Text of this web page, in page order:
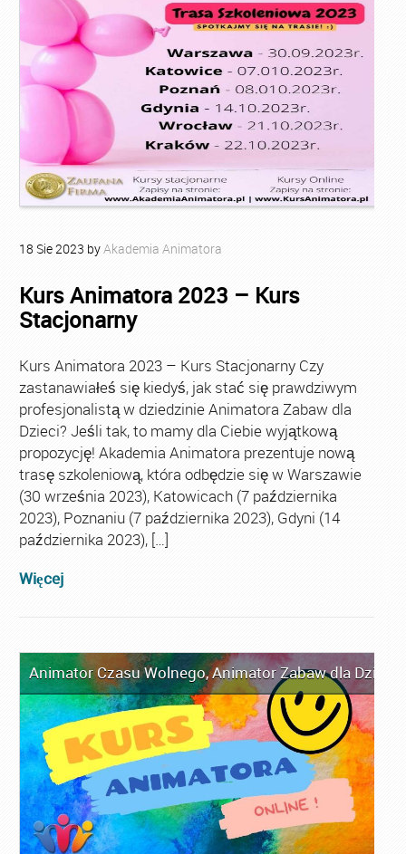
18 Sie2023 byAkademia Animatora
Kurs Animatora 2023 – Kurs
Stacjonarny
Kurs Animatora 2023 – Kurs Stacjonarny Czy
zastanawiałeś się kiedyś, jak stać się prawdziwym
profesjonalistą w dziedzinie Animatora Zabaw dla
Dzieci? Jeśli tak, to mamy dla Ciebie wyjątkową
propozycję! Akademia Animatora prezentuje nową
trasę szkoleniową, która odbędzie się w Warszawie
(30 września 2023), Katowicach (7 października
2023), Poznaniu (7 października 2023), Gdyni (14
października 2023), […]
Więcej
Animator Czasu Wolnego,Animator Zabaw dla Dzieci